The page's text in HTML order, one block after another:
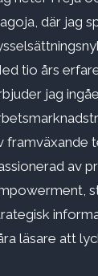
där jag
tio års
jag
framväxande
av
läsare att